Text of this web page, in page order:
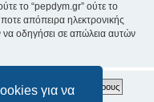
για να
το “pepdym.gr” ούτε το
απόπειρα ηλεκτρονικής
να οδηγήσει σε απώλεια αυτών